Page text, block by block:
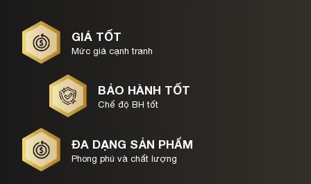
GIÁ TỐT
Mức giá cạnh tranh
BẢO HÀNH TỐT
Chế độ BH tốt
ĐA DẠNG SẢN PHẨM
Phong phú và chất lượng